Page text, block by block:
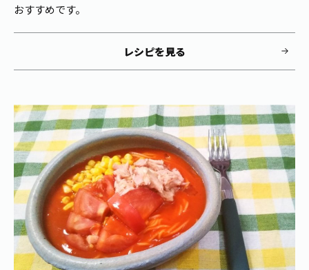
安全・安心への取組み
茶産地育成事業
茶殻リサイクルシステム
お茶の妖精
Crazy Jasmine
おすすめです。
レシピを見る